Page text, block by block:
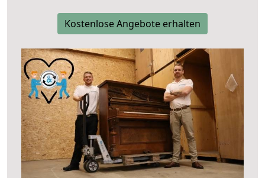
Kostenlose Angebote erhalten